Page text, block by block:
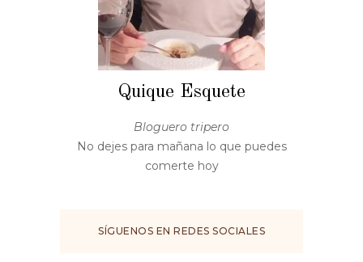
Quique Esquete
Bloguero tripero
No dejes para mañana lo que puedes
comerte hoy
SÍGUENOS EN REDES SOCIALES